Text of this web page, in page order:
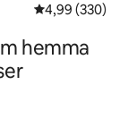
4,99 av 5 i
4,99 (330)
hemma